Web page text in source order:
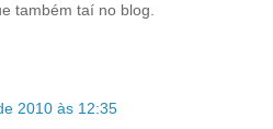
também taí no blog.
2010 às 12:35